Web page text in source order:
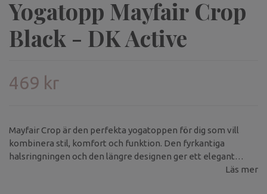
Yogatopp Mayfair Crop
Black - DK Active
469 kr
Mayfair Crop är den perfekta yogatoppen för dig som vill
kombinera stil, komfort och funktion. Den fyrkantiga
halsringningen och den längre designen ger ett elegant
intryck, medan den mjuka underbysten ger medelhögt stöd
Läs mer